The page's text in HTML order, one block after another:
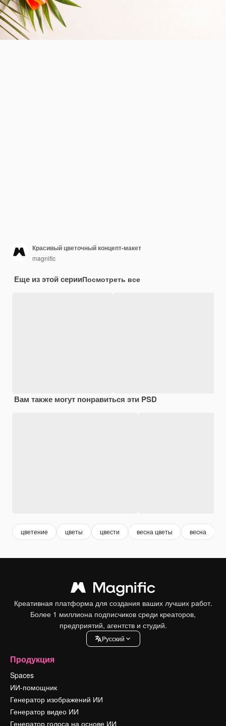
Красивый цветочный концепт-макет
magnific
Еще из этой серииПосмотреть все
Вам также могут понравиться эти PSD
цветение цветы цвести весна цветы весна
Креативная платформа для создания ваших лучших работ.
Более 1 миллиона подписчиков среди креаторов,
предприятий, агентств и студий.
Pусский
Продукция
Spaces
ИИ-помощник
Генератор изображений ИИ
Генератор видео ИИ
Генератор голоса на основе ИИ